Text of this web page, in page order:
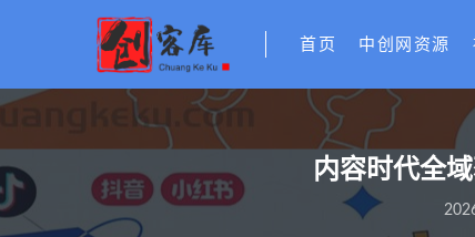
首页 中创网资源
内容时代全